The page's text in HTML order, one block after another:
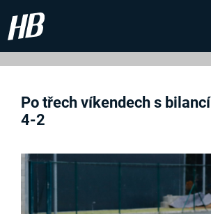
Po třech víkendech s bilancí
4-2